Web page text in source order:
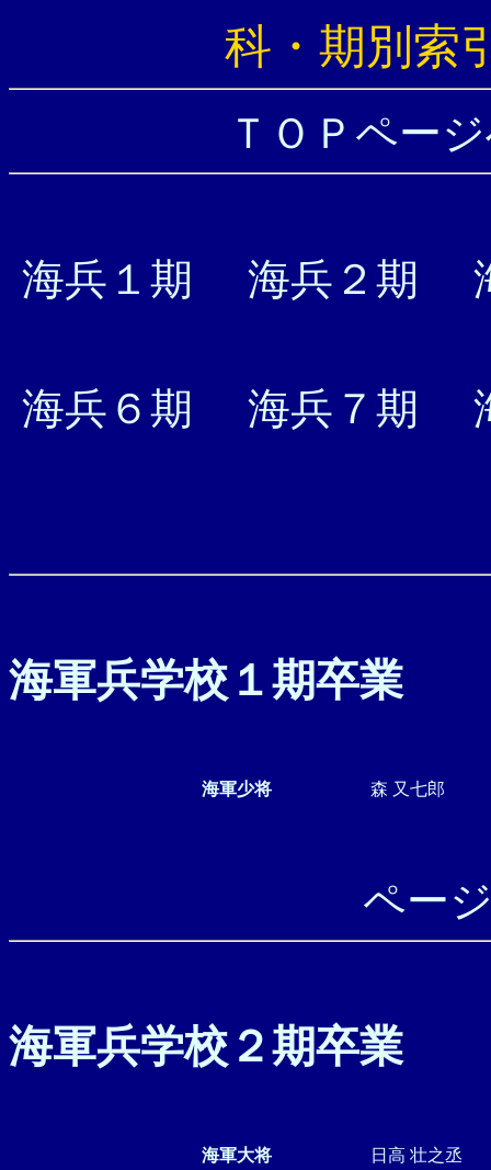
科・期別索
ＴＯＰペー
海兵１期 海兵２期
海兵６期 海兵７期
海軍兵学校１期卒業
海軍少将 森 又七郎
ペー
海軍兵学校２期卒業
海軍大将
日高 壮之丞